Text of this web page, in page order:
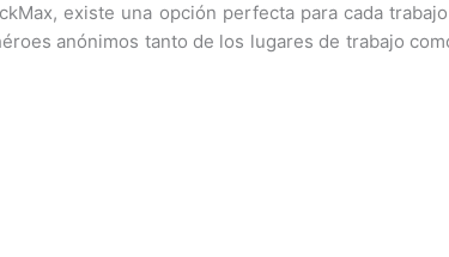
existe una opción perfecta para cada
anónimos tanto de los lugares de trabajo